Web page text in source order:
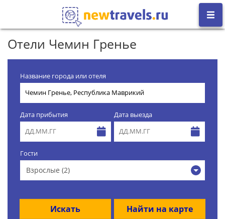
Отели Чемин Гренье
Название города или отеля
Дата прибытия Дата выезда
Гости
Взрослые (2)
Искать Найти на карте